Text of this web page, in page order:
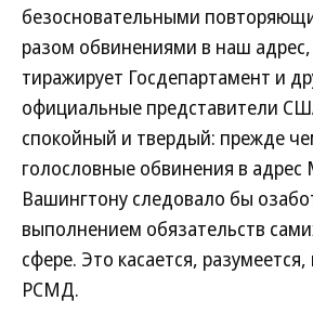
безосновательными
разом обвинениями в наш
тиражирует Госдепартамент и
официальные представители
спокойный и твердый: прежде
голословные обвинения в адрес
Вашингтону следовало бы
выполнением обязательств
сфере. Это касается,
РСМД.